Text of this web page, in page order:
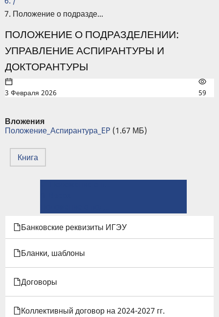
Положение о подразде...
ПОЛОЖЕНИЕ О ПОДРАЗДЕЛЕНИИ:
УПРАВЛЕНИЕ АСПИРАНТУРЫ И
ДОКТОРАНТУРЫ
3 Февраля 2026 59
Вложения
Положение_Аспирантура_EP (1.67 МБ)
Книга
КНИГИ
ДЛЯ
ПОЛОЖЕНИЕ
О
ПОДРАЗДЕЛЕНИИ:
Банковские реквизиты ИГЭУ
Бланки, шаблоны
Договоры
Коллективный договор на 2024-2027 гг.